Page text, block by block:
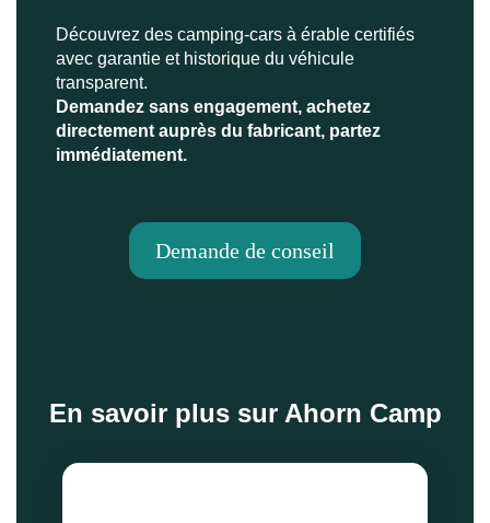
Découvrez des camping-cars à érable certifiés
avec garantie et historique du véhicule
transparent.
Demandez sans engagement, achetez
directement auprès du fabricant, partez
immédiatement.
Demande de conseil
En savoir plus sur Ahorn Camp